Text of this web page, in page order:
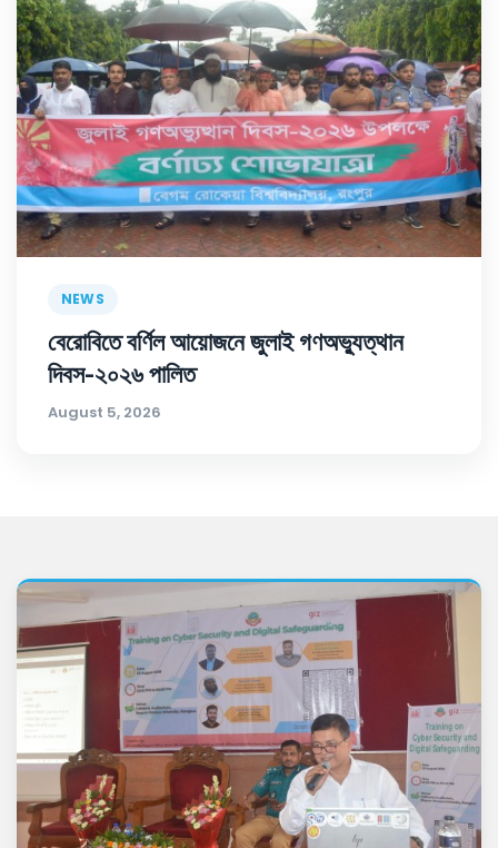
NEWS
বেরোবিতে বর্ণিল আয়োজনে জুলাই গণঅভ্যুত্থান
দিবস-২০২৬ পালিত
August 5, 2026